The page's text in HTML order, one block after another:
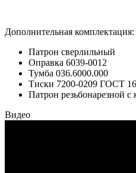
Дополнительная комплектация:
Патрон сверлильный
Оправка 6039-0012
Тумба 036.6000.000
Тиски 7200-0209 ГОСТ
Патрон резьбонарезной
Видео